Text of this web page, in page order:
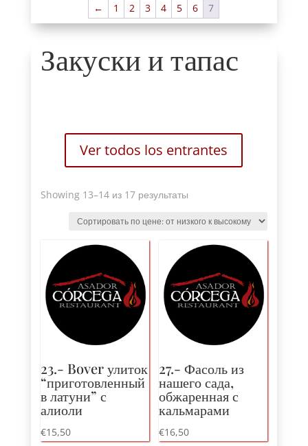
← 1 2 3 4 5 6 7
Закуски и тапас
Ver todos los entrantes
Showing 13–14 из 17 результатыSorted
price:
низкого
высокому
23.- Bover улиток
“приготовленный
в латуни” с
алиоли
€15,50
27.- Фасоль из
нашего сада,
обжаренная с
кальмарами
€16,50